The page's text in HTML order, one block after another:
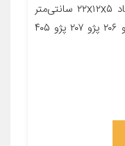
معرفی محصول جزئیات محصول ابعاد ۲۲x۱۲x۵ سانتی‌متر
جنس ویسکوز مناسب برای خودرو پژو ۲۰۶ پژو ۲۰۷ پژو ۴۰۵